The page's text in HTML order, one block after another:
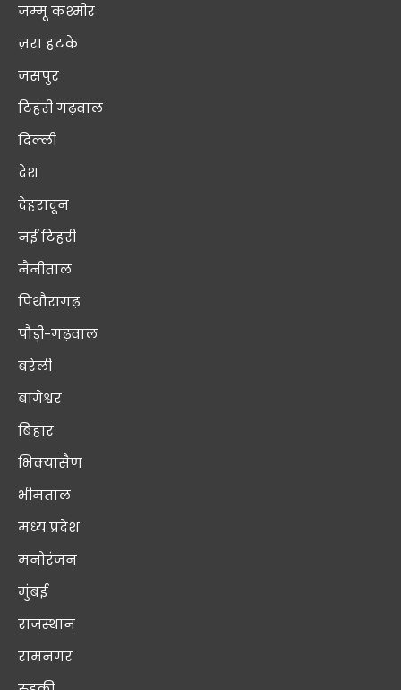
जम्मू कश्मीर
ज़रा हटके
जसपुर
टिहरी गढ़वाल
दिल्ली
देश
देहरादून
नई टिहरी
नैनीताल
पिथौरागढ़
पौड़ी-गढ़वाल
बरेली
बागेश्वर
बिहार
भिक्यासैण
भीमताल
मध्य प्रदेश
मनोरंजन
मुंबई
राजस्थान
रामनगर